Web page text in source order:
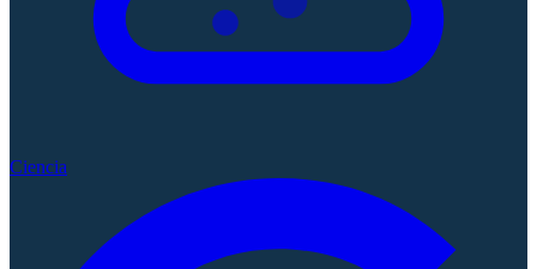
Ciencia